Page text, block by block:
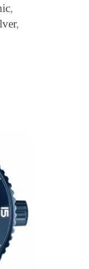
,
,